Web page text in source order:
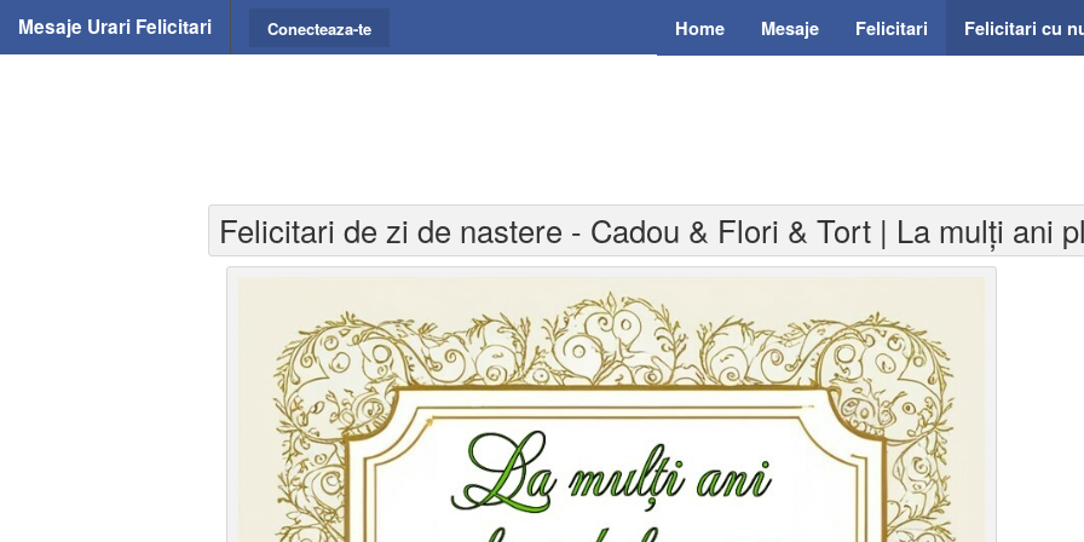
Mesaje Urari Felicitari Home Mesaje Felicitari Felicitari cu
Conecteaza-te
Felicitari de zi de nastere - Cadou & Flori & Tort | La mulți ani